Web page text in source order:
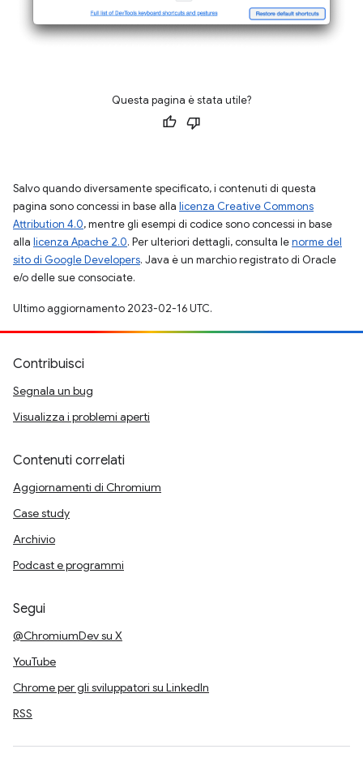
Questa pagina è stata utile?
Salvo quando diversamente specificato, i contenuti di questa
pagina sono concessi in base alla licenza Creative Commons
Attribution 4.0, mentre gli esempi di codice sono concessi in base
alla licenza Apache 2.0. Per ulteriori dettagli, consulta lenorme del
sito di Google Developers. Java è un marchio registrato di Oracle
e/o delle sue consociate.
Ultimo aggiornamento 2023-02-16 UTC.
Contribuisci
Segnala un bug
Visualizza i problemi aperti
Contenuti correlati
Aggiornamenti di Chromium
Case study
Archivio
Podcast e programmi
Segui
@ChromiumDev su X
YouTube
Chrome per gli sviluppatori su LinkedIn
RSS